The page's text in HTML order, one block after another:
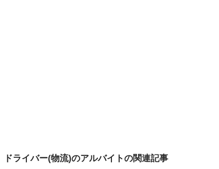
ドライバー(物流)のアルバイトの関連記事